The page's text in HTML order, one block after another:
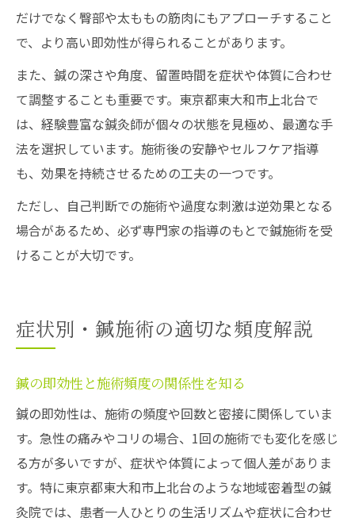
だけでなく臀部や太ももの筋肉にもアプローチすること
で、より高い即効性が得られることがあります。
また、鍼の深さや角度、留置時間を症状や体質に合わせ
て調整することも重要です。東京都東大和市上北台で
は、経験豊富な鍼灸師が個々の状態を見極め、最適な手
法を選択しています。施術後の安静やセルフケア指導
も、効果を持続させるための工夫の一つです。
ただし、自己判断での施術や過度な刺激は逆効果となる
場合があるため、必ず専門家の指導のもとで鍼施術を受
けることが大切です。
症状別・鍼施術の適切な頻度解説
鍼の即効性と施術頻度の関係性を知る
鍼の即効性は、施術の頻度や回数と密接に関係していま
す。急性の痛みやコリの場合、1回の施術でも変化を感じ
る方が多いですが、症状や体質によって個人差がありま
す。特に東京都東大和市上北台のような地域密着型の鍼
灸院では、患者一人ひとりの生活リズムや症状に合わせ